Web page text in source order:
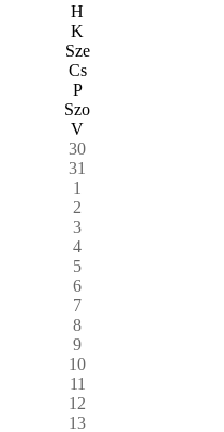
H
K
Sze
Cs
P
Szo
V
30
31
1
2
3
4
5
6
7
8
9
10
11
12
13